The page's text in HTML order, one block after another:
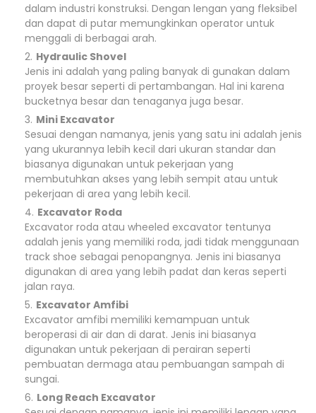
dalam industri konstruksi. Dengan lengan yang fleksibel
dan dapat di putar memungkinkan operator untuk
menggali di berbagai arah.
Hydraulic Shovel
Jenis ini adalah yang paling banyak di gunakan dalam
proyek besar seperti di pertambangan. Hal ini karena
bucketnya besar dan tenaganya juga besar.
Mini Excavator
Sesuai dengan namanya, jenis yang satu ini adalah jenis
yang ukurannya lebih kecil dari ukuran standar dan
biasanya digunakan untuk pekerjaan yang
membutuhkan akses yang lebih sempit atau untuk
pekerjaan di area yang lebih kecil.
Excavator Roda
Excavator roda atau wheeled excavator tentunya
adalah jenis yang memiliki roda, jadi tidak menggunaan
track shoe sebagai penopangnya. Jenis ini biasanya
digunakan di area yang lebih padat dan keras seperti
jalan raya.
Excavator Amfibi
Excavator amfibi memiliki kemampuan untuk
beroperasi di air dan di darat. Jenis ini biasanya
digunakan untuk pekerjaan di perairan seperti
pembuatan dermaga atau pembuangan sampah di
sungai.
Long Reach Excavator